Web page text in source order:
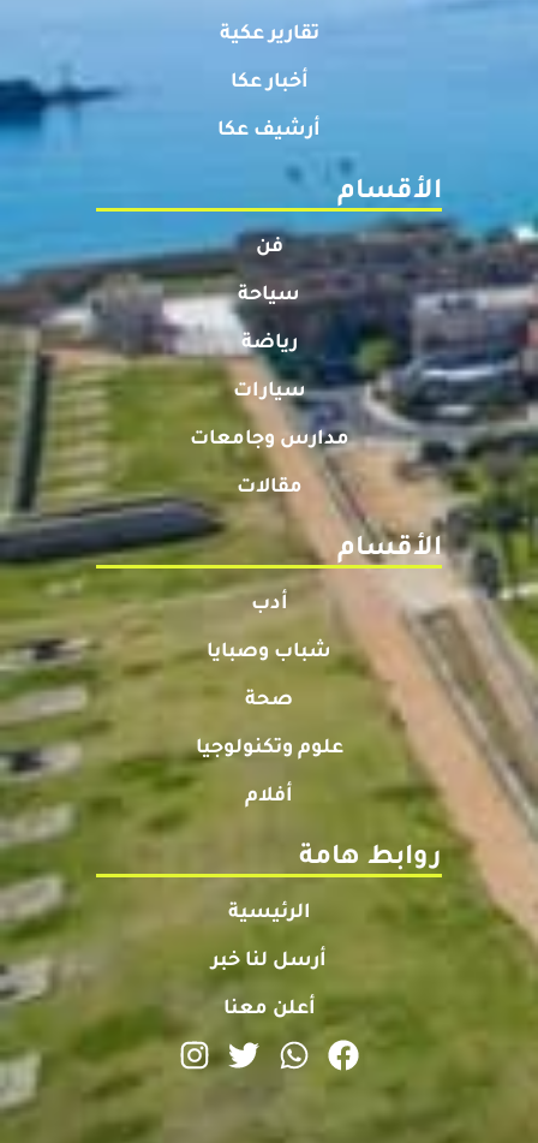
تقارير عكية
أخبار عكا
أرشيف عكا
الأقسام
فن
سياحة
رياضة
سيارات
مدارس وجامعات
مقالات
الأقسام
أدب
شباب وصبايا
صحة
علوم وتكنولوجيا
أفلام
روابط هامة
الرئيسية
أرسل لنا خبر
أعلن معنا